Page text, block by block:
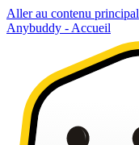
Aller au contenu principal
Anybuddy - Accueil